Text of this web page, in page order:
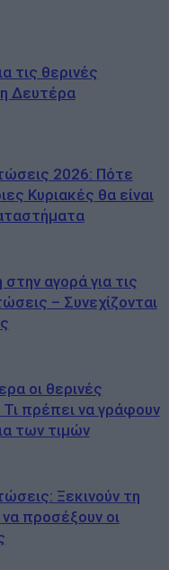
τις θερινές
Δευτέρα
2026: Πότε
Κυριακές θα είναι
αγορά για τις
– Συνεχίζονται
οι θερινές
πρέπει να γράφουν
των τιμών
Ξεκινούν τη
προσέξουν οι